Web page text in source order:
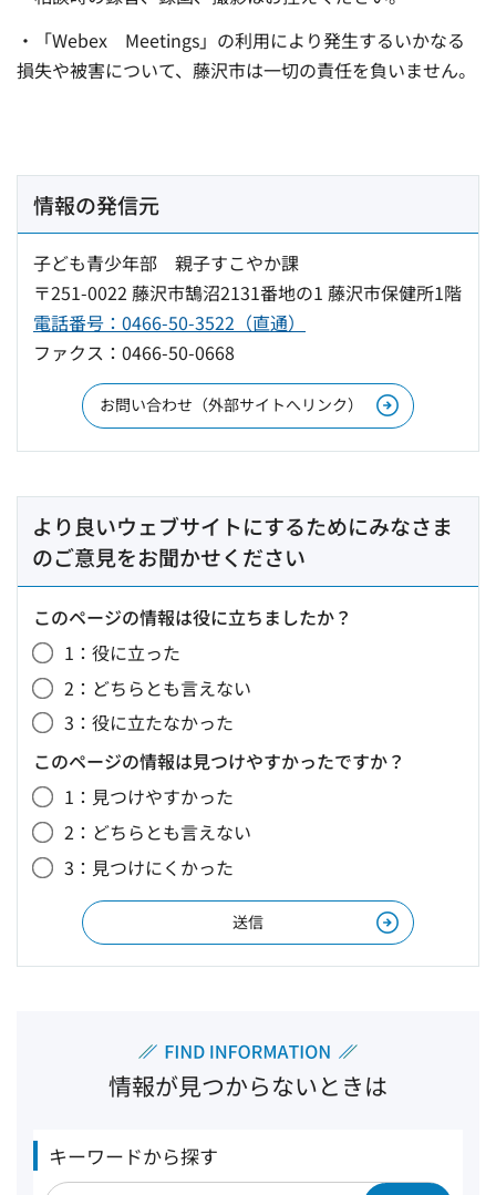
・「Webex Meetings」の利用により発生するいかなる
損失や被害について、藤沢市は一切の責任を負いません。
情報の発信元
子ども青少年部 親子すこやか課
〒251-0022 藤沢市鵠沼2131番地の1 藤沢市保健所1階
電話番号：0466-50-3522（直通）
ファクス：0466-50-0668
お問い合わせ（外部サイトへリンク）
より良いウェブサイトにするためにみなさま
のご意見をお聞かせください
このページの情報は役に立ちましたか？
1：役に立った
2：どちらとも言えない
3：役に立たなかった
このページの情報は見つけやすかったですか？
1：見つけやすかった
2：どちらとも言えない
3：見つけにくかった
情報が見つからないときは
キーワードから探す